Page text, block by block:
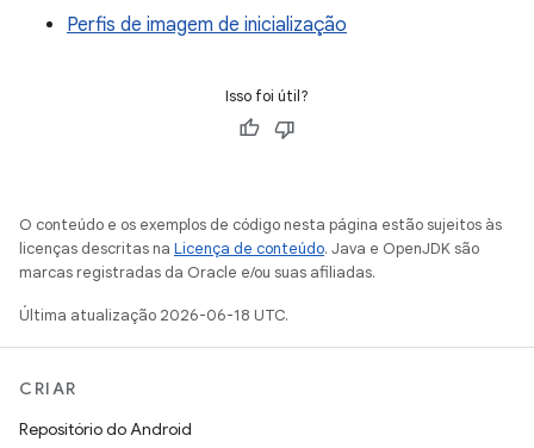
Perfis de imagem de inicialização
Isso foi útil?
O conteúdo e os exemplos de código nesta página estão sujeitos às
licenças descritas na Licença de conteúdo. Java e OpenJDK são
marcas registradas da Oracle e/ou suas afiliadas.
Última atualização 2026-06-18 UTC.
CRIAR
Repositório do Android